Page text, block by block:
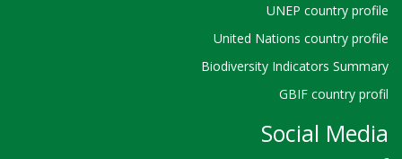
UNEP country profile
United Nations country profile
Biodiversity Indicators Summary
GBIF country profil
Social Media